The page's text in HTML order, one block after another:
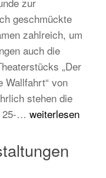
geschmückte
zahlreich, um
auch die
„Der
Wallfahrt“ von
stehen die
25-… Weihnachtsfeier
2025/2026
weiterlesen